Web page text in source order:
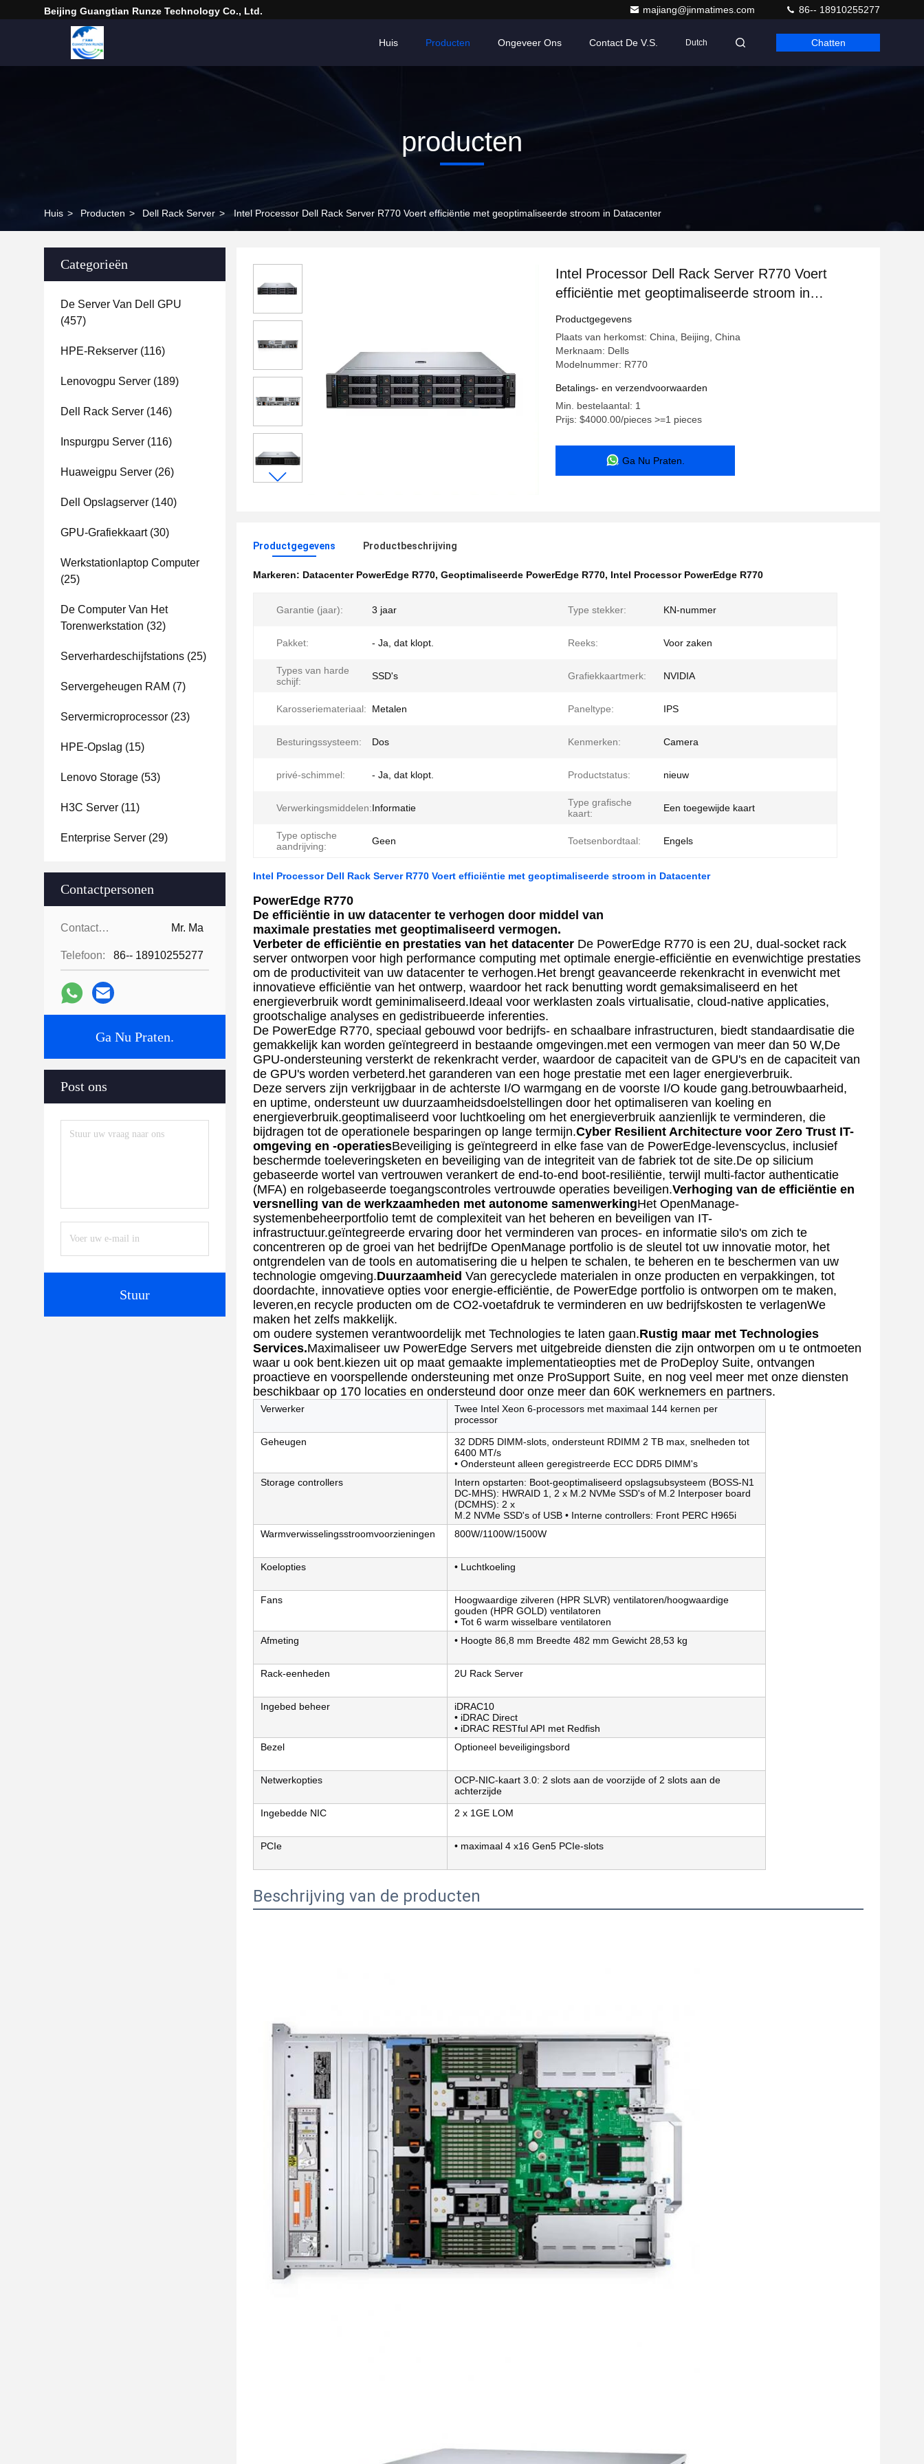
Beijing Guangtian Runze Technology Co., Ltd. majiang@jinmatimes.com 86-- 18910255277
Huis Producten Ongeveer Ons Contact De V.S. Dutch Chatten
producten
Huis > Producten > Dell Rack Server > Intel Processor Dell Rack Server R770 Voert efficiëntie met geoptimaliseerde stroom in Datacenter
Categorieën
De Server Van Dell GPU
(457)
HPE-Rekserver (116)
Lenovogpu Server (189)
Dell Rack Server (146)
Inspurgpu Server (116)
Huaweigpu Server (26)
Dell Opslagserver (140)
GPU-Grafiekkaart(30)
Werkstationlaptop Computer
(25)
De Computer Van Het
Torenwerkstation (32)
Serverhardeschijfstations (25)
Servergeheugen RAM (7)
Servermicroprocessor (23)
HPE-Opslag (15)
Lenovo Storage (53)
H3C Server (11)
Enterprise Server (29)
Contactpersonen
Contactpersonen: Mr. Ma
Telefoon: 86-- 18910255277
Ga Nu Praten.
Post ons
Stuur
Intel Processor Dell Rack Server R770 Voert
efficiëntie met geoptimaliseerde stroom in
Datacenter
Productgegevens
Plaats van herkomst: China, Beijing, China
Merknaam: Dells
Modelnummer: R770
Betalings- en verzendvoorwaarden
Min. bestelaantal: 1
Prijs: $4000.00/pieces >=1 pieces
Ga Nu Praten.
Productgegevens Productbeschrijving
Markeren: Datacenter PowerEdge R770, Geoptimaliseerde PowerEdge R770, Intel Processor PowerEdge R770
Garantie (jaar): 3 jaar Type stekker: KN-nummer
Pakket: - Ja, dat klopt. Reeks: Voor zaken
Types van harde
schijf:
SSD's Grafiekkaartmerk: NVIDIA
Karosseriemateriaal: Metalen Paneltype: IPS
Besturingssysteem: Dos Kenmerken: Camera
privé-schimmel: - Ja, dat klopt. Productstatus: nieuw
Verwerkingsmiddelen:Informatie
Type grafische
kaart:
Een toegewijde kaart
Type optische
aandrijving:
Geen Toetsenbordtaal: Engels
Intel Processor Dell Rack Server R770 Voert efficiëntie met geoptimaliseerde stroom in Datacenter
PowerEdge R770
De efficiëntie in uw datacenter te verhogen door middel van
maximale prestaties met geoptimaliseerd vermogen.
Verbeter de efficiëntie en prestaties van het datacenter De PowerEdge R770 is een 2U, dual-socket rack
server ontworpen voor high performance computing met optimale energie-efficiëntie en evenwichtige prestaties
om de productiviteit van uw datacenter te verhogen.Het brengt geavanceerde rekenkracht in evenwicht met
innovatieve efficiëntie van het ontwerp, waardoor het rack benutting wordt gemaksimaliseerd en het
energieverbruik wordt geminimaliseerd.Ideaal voor werklasten zoals virtualisatie, cloud-native applicaties,
grootschalige analyses en gedistribueerde inferenties.
De PowerEdge R770, speciaal gebouwd voor bedrijfs- en schaalbare infrastructuren, biedt standaardisatie die
gemakkelijk kan worden geïntegreerd in bestaande omgevingen.met een vermogen van meer dan 50 W,De
GPU-ondersteuning versterkt de rekenkracht verder, waardoor de capaciteit van de GPU's en de capaciteit van
de GPU's worden verbeterd.het garanderen van een hoge prestatie met een lager energieverbruik.
Deze servers zijn verkrijgbaar in de achterste I/O warmgang en de voorste I/O koude gang.betrouwbaarheid,
en uptime, ondersteunt uw duurzaamheidsdoelstellingen door het optimaliseren van koeling en
energieverbruik.geoptimaliseerd voor luchtkoeling om het energieverbruik aanzienlijk te verminderen, die
bijdragen tot de operationele besparingen op lange termijn.Cyber Resilient Architecture voor Zero Trust IT-
omgeving en -operatiesBeveiliging is geïntegreerd in elke fase van de PowerEdge-levenscyclus, inclusief
beschermde toeleveringsketen en beveiliging van de integriteit van de fabriek tot de site.De op silicium
gebaseerde wortel van vertrouwen verankert de end-to-end boot-resiliëntie, terwijl multi-factor authenticatie
(MFA) en rolgebaseerde toegangscontroles vertrouwde operaties beveiligen.Verhoging van de efficiëntie en
versnelling van de werkzaamheden met autonome samenwerkingHet OpenManage-
systemenbeheerportfolio temt de complexiteit van het beheren en beveiligen van IT-
infrastructuur.geïntegreerde ervaring door het verminderen van proces- en informatie silo's om zich te
concentreren op de groei van het bedrijfDe OpenManage portfolio is de sleutel tot uw innovatie motor, het
ontgrendelen van de tools en automatisering die u helpen te schalen, te beheren en te beschermen van uw
technologie omgeving.Duurzaamheid Van gerecyclede materialen in onze producten en verpakkingen, tot
doordachte, innovatieve opties voor energie-efficiëntie, de PowerEdge portfolio is ontworpen om te maken,
leveren,en recycle producten om de CO2-voetafdruk te verminderen en uw bedrijfskosten te verlagenWe
maken het zelfs makkelijk.
om oudere systemen verantwoordelijk met Technologies te laten gaan.Rustig maar met Technologies
Services.Maximaliseer uw PowerEdge Servers met uitgebreide diensten die zijn ontworpen om u te ontmoeten
waar u ook bent.kiezen uit op maat gemaakte implementatieopties met de ProDeploy Suite, ontvangen
proactieve en voorspellende ondersteuning met onze ProSupport Suite, en nog veel meer met onze diensten
beschikbaar op 170 locaties en ondersteund door onze meer dan 60K werknemers en partners.
Verwerker
Twee Intel Xeon 6-processors met maximaal 144 kernen per
processor
Geheugen
32 DDR5 DIMM-slots, ondersteunt RDIMM 2 TB max, snelheden tot
6400 MT/s
• Ondersteunt alleen geregistreerde ECC DDR5 DIMM's
Storage controllers
Intern opstarten: Boot-geoptimaliseerd opslagsubsysteem (BOSS-N1
DC-MHS): HWRAID 1, 2 x M.2 NVMe SSD's of M.2 Interposer board
(DCMHS): 2 x
M.2 NVMe SSD's of USB • Interne controllers: Front PERC H965i
Warmverwisselingsstroomvoorzieningen
800W/1100W/1500W
Koelopties • Luchtkoeling
Fans
Hoogwaardige zilveren (HPR SLVR) ventilatoren/hoogwaardige
gouden (HPR GOLD) ventilatoren
• Tot 6 warm wisselbare ventilatoren
Afmeting
• Hoogte 86,8 mm Breedte 482 mm Gewicht 28,53 kg
Rack-eenheden 2U Rack Server
Ingebed beheer
iDRAC10
• iDRAC Direct
• iDRAC RESTful API met Redfish
Bezel
Optioneel beveiligingsbord
Netwerkopties
OCP-NIC-kaart 3.0: 2 slots aan de voorzijde of 2 slots aan de
achterzijde
Ingebedde NIC
2 x 1GE LOM
PCIe • maximaal 4 x16 Gen5 PCIe-slots
Beschrijving van de producten